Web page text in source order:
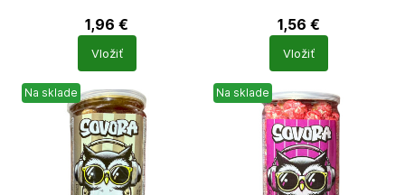
1,96 €
Počet
produktů
Vložiť
1,56 €
Počet
produktů
Vložiť
Na sklade Na sklade